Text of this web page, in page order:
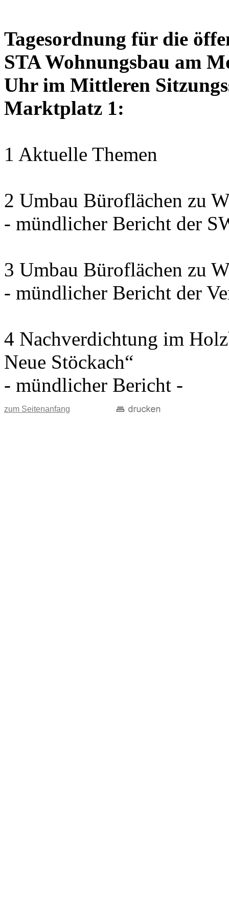
Tagesordnung für die
STA Wohnungsbau am
Uhr im Mittleren
Marktplatz 1:
1 Aktuelle Themen
2 Umbau Büroflächen zu
- mündlicher Bericht der
3 Umbau Büroflächen zu
- mündlicher Bericht der
4 Nachverdichtung im
Neue Stöckach“
- mündlicher Bericht -
zum Seitenanfang